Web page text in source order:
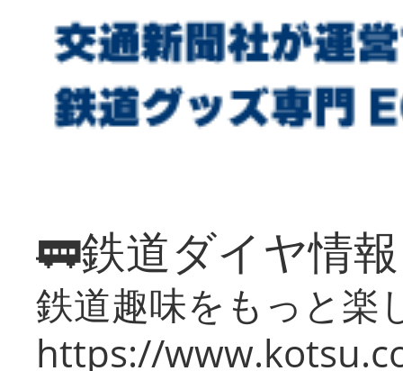
🚃鉄道ダイヤ情
鉄道趣味をもっと楽
https://